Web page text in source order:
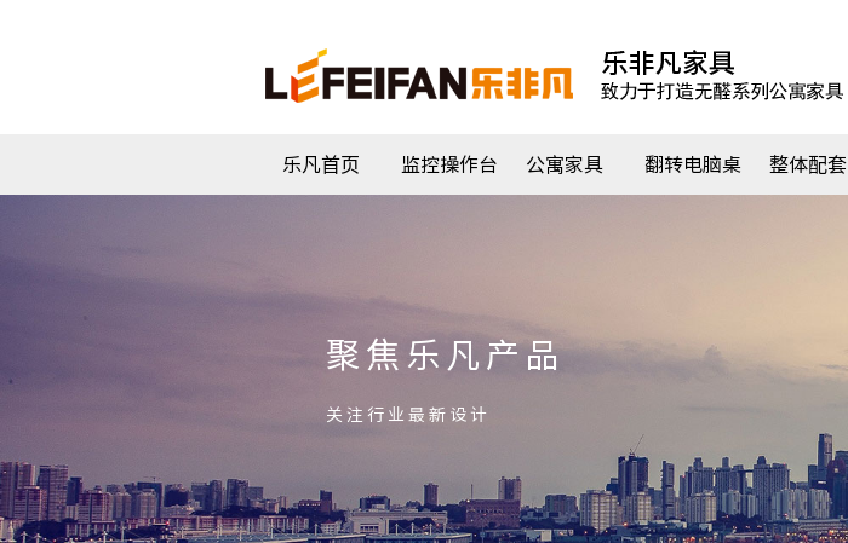
乐凡首页 监控操作台 公寓家具 翻转电脑桌 整体配套
聚焦乐凡产品
关注行业最新设计